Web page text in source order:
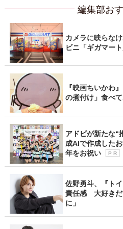
編集部お
カメラに映らな
ビニ「ギガマー
『映画ちいかわ
の煮付け」食べて
アドビが新たな
成AIで作成した
年をお祝い
P R
佐野勇斗、『ト
責任感 大好きだ
に」